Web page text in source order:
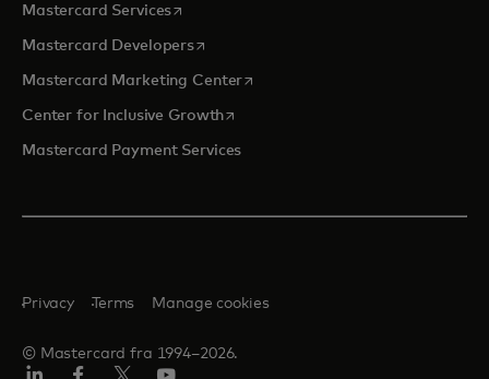
Mastercard Servicesopens in a new tab
Mastercard Developersopens in a new tab
Mastercard Marketing Centeropens in a new tab
Center for Inclusive Growthopens in a new tab
Mastercard Payment Services
© Mastercard fra 1994–2026.
Privacy Terms Manage cookies